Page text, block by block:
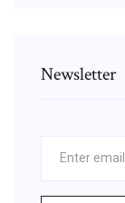
Newsletter